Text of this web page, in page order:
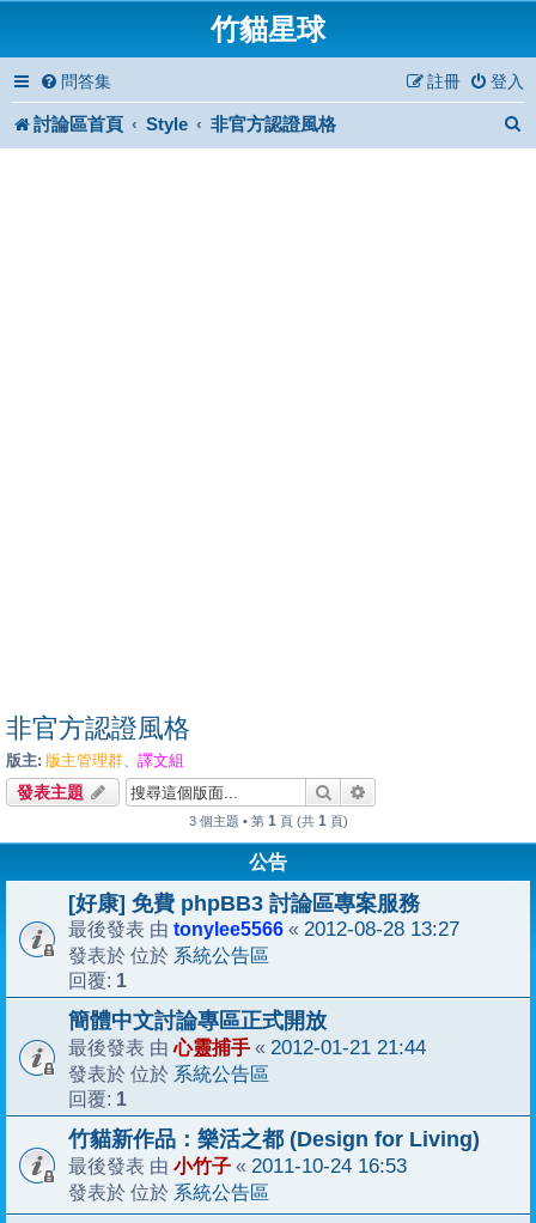
竹貓星球
問答集 登入
註冊
討論區首頁 Style 非官方認證風格
非官方認證風格
版主: 版主管理群、 譯文組
發表主題 搜尋
3 個主題 • 第 1 頁 (共 1 頁)
公告
[好康] 免費 phpBB3 討論區專案服務
最後發表 由 tonylee5566 « 2012-08-28 13:27
發表於 位於 系統公告區
回覆: 1
簡體中文討論專區正式開放
最後發表 由心靈捕手 « 2012-01-21 21:44
發表於 位於 系統公告區
回覆: 1
竹貓新作品：樂活之都 (Design for Living)
最後發表 由 小竹子 « 2011-10-24 16:53
發表於 位於 系統公告區